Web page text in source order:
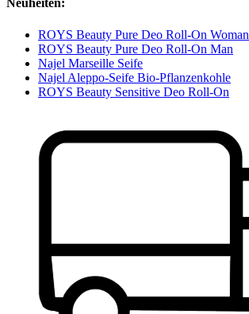
Neuheiten:
ROYS Beauty Pure Deo Roll-On Woman
ROYS Beauty Pure Deo Roll-On Man
Najel Marseille Seife
Najel Aleppo-Seife Bio-Pflanzenkohle
ROYS Beauty Sensitive Deo Roll-On